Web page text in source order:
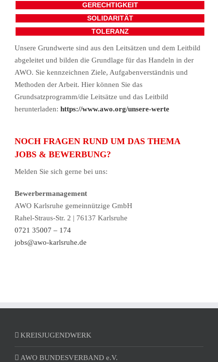
GERECHTIGKEIT
SOLIDARITÄT
TOLERANZ
Unsere Grundwerte sind aus den Leitsätzen und dem Leitbild
abgeleitet und bilden die Grundlage für das Handeln in der
AWO. Sie kennzeichnen Ziele, Aufgabenverständnis und
Methoden der Arbeit. Hier können Sie das
Grundsatzprogramm/die Leitsätze und das Leitbild
herunterladen: https://www.awo.org/unsere-werte
NOCH FRAGEN RUND UM DAS THEMA
JOBS & BEWERBUNG?
Melden Sie sich gerne bei uns:
Bewerbermanagement
AWO Karlsruhe gemeinnützige GmbH
Rahel-Straus-Str. 2 | 76137 Karlsruhe
0721 35007 – 174
jobs@awo-karlsruhe.de
KREISJUGENDWERK
AWO BUNDESVERBAND e.V.